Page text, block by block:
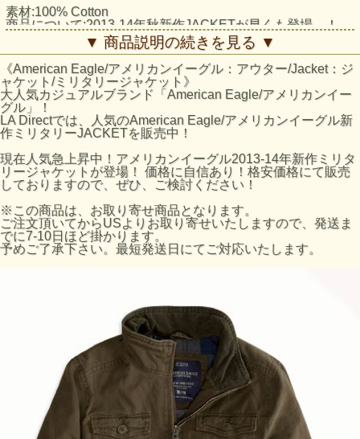
素材:100% Cotton
商品について:2013-14年秋新作JACKETが早くも登場。！
アメリカンイーグル/ミリタリーJKT：AE Utility Jacket採寸
結果
サイズ:着丈(襟下より)/身幅（脇下より）/袖丈（肩口より）
XSサイズ:約69cm/約53cm/約64cm
Sサイズ:約70cm/約55cm/約65cm
Mサイズ:約72cm/約58cm/約65m
Lサイズ:約74cm/約61cm/約66cm
XLサイズ:約77cm/約64cm/約67cm
※平置きにて採寸のため若干の誤差がございます。
AEのサイズの目安
AEサイズ / 日本サイズ
XS / Sサイズ
S / Mサイズ
M / Lサイズ
L / XLサイズ
※AEホームページのサイズ表数値になります。あくまで目
▼ 商品説明の続きを見る ▼
《American Eagle/アメリカンイーグル：アウター/Jacket：ジ
ャケット/ミリタリージャケット》
大人気カジュアルブランド「American Eagle/アメリカンイー
グル」！
LA Directでは、人気のAmerican Eagle/アメリカンイーグル新
作ミリタリーJACKETを販売中！
現在人気急上昇中！アメリカンイーグル2013-14年新作ミリタ
リージャケットが登場！ 価格に自信あり！格安価格にて販売
しておりますので、ぜひ、ご検討ください！
※この商品は、お取り寄せ商品となります。
ご注文頂いてからUSよりお取り寄せいたしますので、発送ま
でに7-10日ほど掛かります。
予めご了承下さい。最短発送日にてご対応いたします。